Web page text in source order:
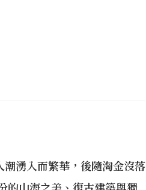
湧入而繁華，後隨淘金沒落